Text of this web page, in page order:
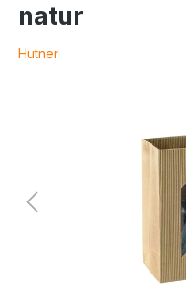
natur
Hutner